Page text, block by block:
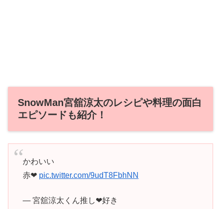
SnowMan宮舘涼太のレシピや料理の面白
エピソードも紹介！
かわいい
赤❤ pic.twitter.com/9udT8FbhNN
— 宮舘涼太くん推し❤好き